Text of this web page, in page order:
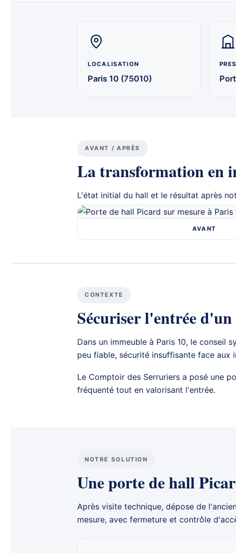
LOCALISATION
Paris 10 (75010)
AVANT / APRÈS
La transformation en
L'état initial du hall et le résultat après
AVANT
CONTEXTE
Sécuriser l'entrée
Dans un immeuble à Paris 10, le conseil
peu fiable, sécurité insuffisante face aux
Le Comptoir des Serruriers a posé une
fréquenté tout en valorisant l'entrée.
NOTRE SOLUTION
Une porte de hall
Après visite technique, dépose de
mesure, avec fermeture et contrôle